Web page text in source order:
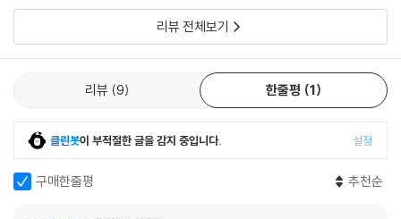
리뷰 전체보기
리뷰 9 한줄평 1
클린봇이 부적절한 글을 감지 중입니다. 설정
구매한줄평 추천순